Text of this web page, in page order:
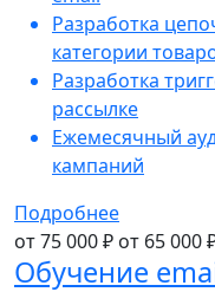
Разработка
категории
Разработка
рассылке
Ежемесячный
кампаний
Подробнее
от 75 000 ₽ от 65 000
Обучение